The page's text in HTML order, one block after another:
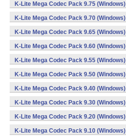
K-Lite Mega Codec Pack 9.75 (Windows)
K-Lite Mega Codec Pack 9.70 (Windows)
K-Lite Mega Codec Pack 9.65 (Windows)
K-Lite Mega Codec Pack 9.60 (Windows)
K-Lite Mega Codec Pack 9.55 (Windows)
K-Lite Mega Codec Pack 9.50 (Windows)
K-Lite Mega Codec Pack 9.40 (Windows)
K-Lite Mega Codec Pack 9.30 (Windows)
K-Lite Mega Codec Pack 9.20 (Windows)
K-Lite Mega Codec Pack 9.10 (Windows)